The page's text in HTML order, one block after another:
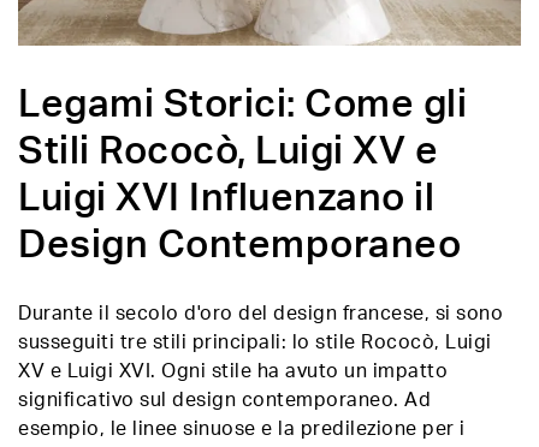
Legami Storici: Come gli
Stili Rococò, Luigi XV e
Luigi XVI Influenzano il
Design Contemporaneo
Durante il secolo d'oro del design francese, si sono
susseguiti tre stili principali: lo stile Rococò, Luigi
XV e Luigi XVI. Ogni stile ha avuto un impatto
significativo sul design contemporaneo. Ad
esempio, le linee sinuose e la predilezione per i